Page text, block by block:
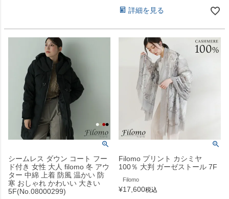
詳細を見る
シームレス ダウン コート フー
ド付き 女性 大人 filomo 冬 アウ
ター 中綿 上着 防風 温かい 防
寒 おしゃれ かわいい 大きい
5F(No.08000299)
Filomo プリント カシミヤ
100％ 大判 ガーゼストール 7F
Filomo
¥17,600税込